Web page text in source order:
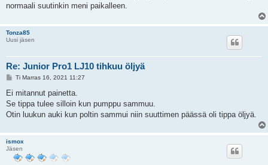
normaali suutinkin meni paikalleen.
Tonza85
Uusi jäsen
Re: Junior Pro1 LJ10 tihkuu öljyä
V
e
t
i
Ti Marras 16, 2021 11:27
Ei mitannut painetta.
Se tippa tulee silloin kun pumppu sammuu.
Otin luukun auki kun poltin sammui niin suuttimen päässä oli tippa öljyä.
ismox
Jäsen